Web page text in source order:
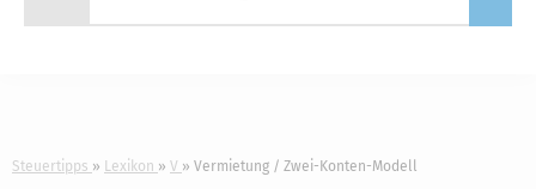
Steuertipps Lexikon V Vermietung / Zwei-Konten-Modell